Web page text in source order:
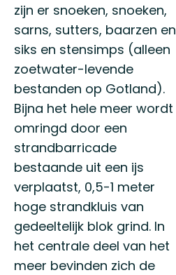
zijn er snoeken, snoeken,
sarns, sutters, baarzen en
siks en stensimps (alleen
zoetwater-levende
bestanden op Gotland).
Bijna het hele meer wordt
omringd door een
strandbarricade
bestaande uit een ijs
verplaatst, 0,5-1 meter
hoge strandkluis van
gedeeltelijk blok grind. In
het centrale deel van het
meer bevinden zich de